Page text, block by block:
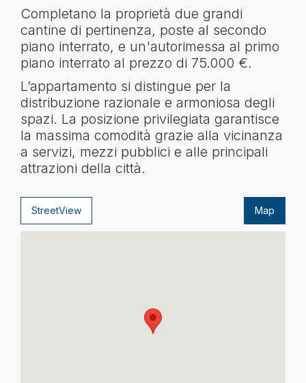
Completano la proprietà due grandi
cantine di pertinenza, poste al secondo
piano interrato, e un'autorimessa al primo
piano interrato al prezzo di 75.000 €.
L’appartamento si distingue per la
distribuzione razionale e armoniosa degli
spazi. La posizione privilegiata garantisce
la massima comodità grazie alla vicinanza
a servizi, mezzi pubblici e alle principali
attrazioni della città.
StreetView Map